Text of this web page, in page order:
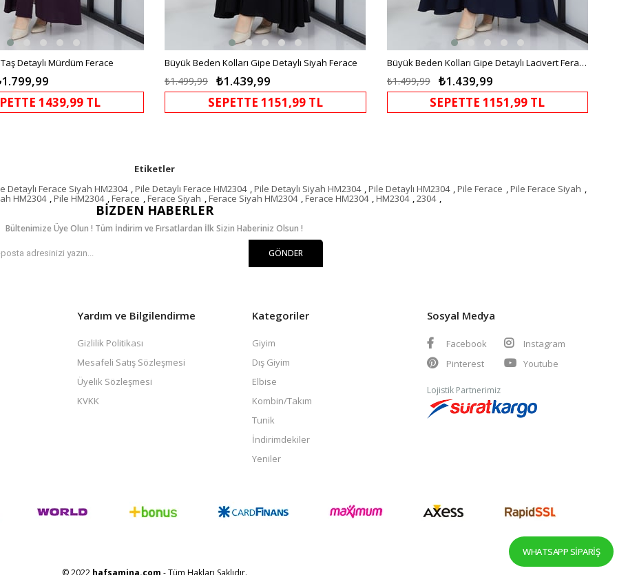
Detaylı Mürdüm Ferace
1439,99 TL
Büyük Beden Kolları Gipe Detaylı Siyah Ferace
₺1.439,99
₺1.499,99
SEPETTE 1151,99 TL
Büyük Beden Kolları Gipe Detaylı Lacivert Ferace
₺1.439,99
₺1.499,99
SEPETTE 1151,99 TL
Etiketler
Detaylı Ferace Siyah HM2304 ,Pile Detaylı Ferace HM2304 ,Pile Detaylı Siyah HM2304 ,Pile Detaylı HM2304 ,Pile Ferace ,Pile Ferace Siyah ,
HM2304 ,Pile HM2304 ,Ferace ,Ferace Siyah ,Ferace Siyah HM2304 ,Ferace HM2304 ,HM2304 ,2304 ,
WHATSAPP SIPARIŞ
BIZDEN HABERLER
Bültenimize Üye Olun ! Tüm İndirim ve Fırsatlardan İlk Sizin Haberiniz Olsun !
GÖNDER
Yardım ve Bilgilendirme
Gizlilik Politikası
Mesafeli Satış Sözleşmesi
Üyelik Sözleşmesi
KVKK
Kategoriler
Giyim
Dış Giyim
Elbise
Kombin/Takım
Tunik
İndirimdekiler
Yeniler
Sosyal Medya
Facebook
Instagram
Pinterest
Youtube
Lojistik Partnerimiz
© 2022 hafsamina.com - Tüm Hakları Saklıdır.